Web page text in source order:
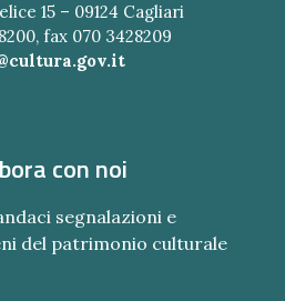
15 – 09124 Cagliari
fax 070 3428209
con noi
segnalazioni e
del patrimonio culturale